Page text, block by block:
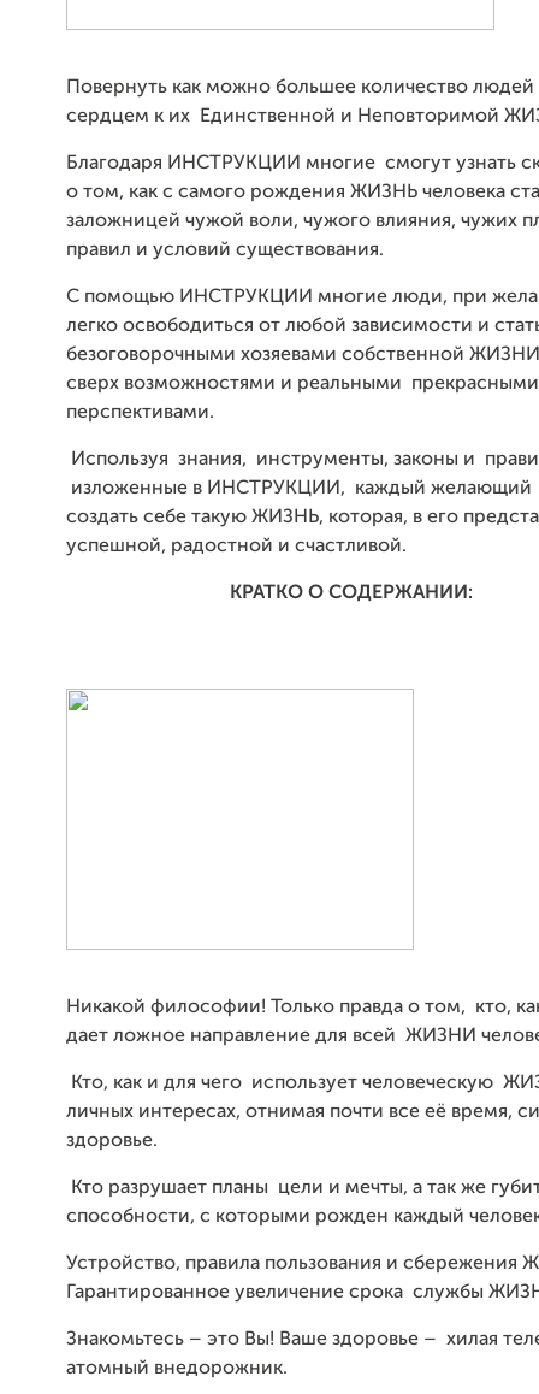
Повернуть как можно большее количество
сердцем к их Единственной и Неповторимой
Благодаря ИНСТРУКЦИИ многие смогут узнать
о том, как с самого рождения ЖИЗНЬ человека
заложницей чужой воли, чужого влияния, чужих
правил и условий существования.
С помощью ИНСТРУКЦИИ многие люди, при
легко освободиться от любой зависимости и
безоговорочными хозяевами собственной
сверх возможностями и реальными прекрасными
перспективами.
Используя знания, инструменты, законы и
изложенные в ИНСТРУКЦИИ, каждый желающий
создать себе такую ЖИЗНЬ, которая, в его
успешной, радостной и счастливой.
КРАТКО О СОДЕРЖАНИИ:
Никакой философии! Только правда о том, кто,
дает ложное направление для всей ЖИЗНИ
Кто, как и для чего использует человеческую
личных интересах, отнимая почти все её время,
здоровье.
Кто разрушает планы цели и мечты, а так же
способности, с которыми рожден каждый
Устройство, правила пользования и
Гарантированное увеличение срока службы
Знакомьтесь – это Вы! Ваше здоровье – хилая
атомный внедорожник.